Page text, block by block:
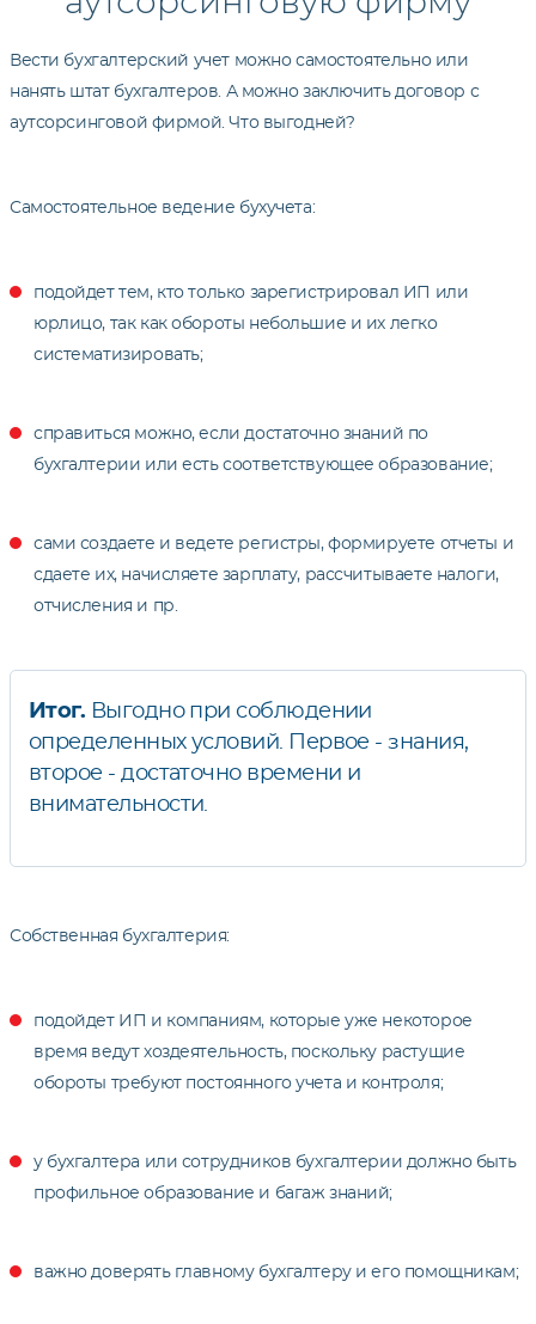
Вести бухгалтерский учет можно самостоятельно или
нанять штат бухгалтеров. А можно заключить договор с
аутсорсинговой фирмой. Что выгодней?
Самостоятельное ведение бухучета:
подойдет тем, кто только зарегистрировал ИП или
юрлицо, так как обороты небольшие и их легко
систематизировать;
справиться можно, если достаточно знаний по
бухгалтерии или есть соответствующее образование;
сами создаете и ведете регистры, формируете отчеты и
сдаете их, начисляете зарплату, рассчитываете налоги,
отчисления и пр.
Итог. Выгодно при соблюдении
определенных условий. Первое - знания,
второе - достаточно времени и
внимательности.
Собственная бухгалтерия:
подойдет ИП и компаниям, которые уже некоторое
время ведут хоздеятельность, поскольку растущие
обороты требуют постоянного учета и контроля;
у бухгалтера или сотрудников бухгалтерии должно быть
профильное образование и багаж знаний;
важно доверять главному бухгалтеру и его помощникам;